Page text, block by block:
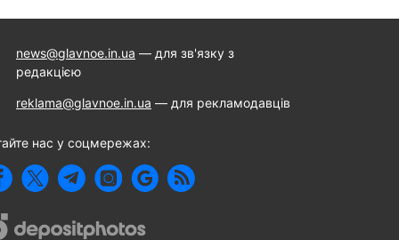
news@glavnoe.in.ua — для зв'язку з
редакцією
reklama@glavnoe.in.ua — для рекламодавців
нас у соцмережах: